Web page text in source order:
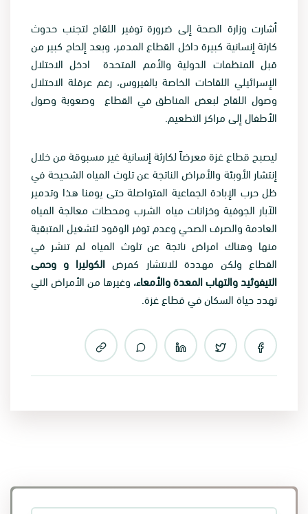
أشارت وزارة الصحة إلى ضرورة توفير اللقاح لتجنب حدوث
كارثة إنسانية كبيرة داخل القطاع المدمر، وبعد إلحاح كبير من
قبل المنظمات الدولية والأمم المتحدة ادخل الاحتلال
الإسرائيلي اللقاحات الخاصة بالفيروس، رغم عرقلة الاحتلال
وصول اللقاح لبعض المناطق في القطاع وصعوبة وصول
الأطفال إلى مراكز التطعيم.
ليصبح قطاع غزة معرضاً لكارثة إنسانية غير مسبوقة من خلال
إنتشار الأوبئة والأمراض الناتجة عن تلوث المياه الشحيحة في
ظل حرب الإبادة الجماعية المتواصلة حتى يومنا هذا وتدمير
الآبار الجوفية وخزانات مياه الشرب ومحطات معالجة المياه
العادمة والصرف الصحي وعدم توفر الوقود لتشغيل المتبقية
منها وهناك امراض ناتجة عن تلوث المياه لم تنشر في
القطاع ولكن مهددة للانتشار كمرض الكوليرا و وحمى
التيفوئيد والتهاب المعدة والأمعاء، وغيرها من الأمراض التي
تهدد حياة السكان في قطاع غزة.